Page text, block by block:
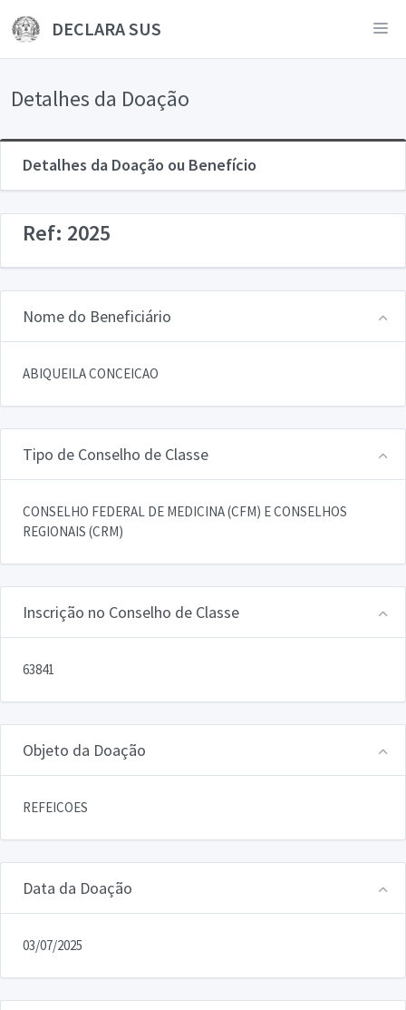
DECLARA SUS
Detalhes da Doação
Detalhes da Doação ou Benefício
Ref: 2025
Nome do Beneficiário
ABIQUEILA CONCEICAO
Tipo de Conselho de Classe
CONSELHO FEDERAL DE MEDICINA (CFM) E CONSELHOS
REGIONAIS (CRM)
Inscrição no Conselho de Classe
63841
Objeto da Doação
REFEICOES
Data da Doação
03/07/2025